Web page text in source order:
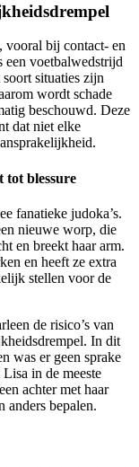
vooral bij contact- en
een voetbalwedstrijd
situaties zijn
wordt schade
beschouwd. Deze
dat niet elke
blessure
fanatieke judoka’s.
nieuwe worp, die
en breekt haar arm.
en heeft ze extra
stellen voor de
de risico’s van
In dit
was er geen sprake
in de meeste
achter met haar
anders bepalen.